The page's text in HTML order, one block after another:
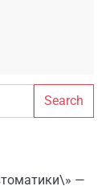
Search
—